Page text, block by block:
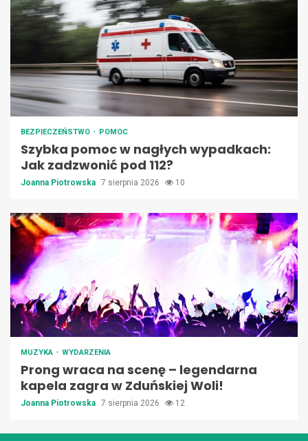
BEZPIECZEŃSTWO POMOC
Szybka pomoc w nagłych wypadkach:
Jak zadzwonić pod 112?
Joanna Piotrowska 7 sierpnia 2026 10
MUZYKA WYDARZENIA
Prong wraca na scenę – legendarna
kapela zagra w Zduńskiej Woli!
Joanna Piotrowska 7 sierpnia 2026 12